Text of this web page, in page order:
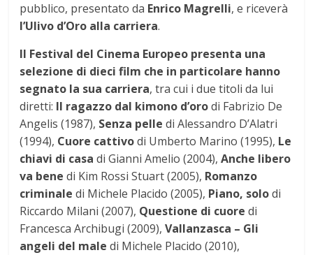
pubblico, presentato da Enrico Magrelli, e riceverà
l’Ulivo d’Oro alla carriera.
Il Festival del Cinema Europeo presenta una
selezione di dieci film che in particolare hanno
segnato la sua carriera, tra cui i due titoli da lui
diretti: Il ragazzo dal kimono d’orodi Fabrizio De
Angelis (1987), Senza pelle di Alessandro D’Alatri
(1994), Cuore cattivodi Umberto Marino (1995), Le
chiavi di casa di Gianni Amelio (2004), Anche libero
va bene di Kim Rossi Stuart (2005), Romanzo
criminale di Michele Placido (2005), Piano, solodi
Riccardo Milani (2007), Questione di cuore di
Francesca Archibugi (2009),Vallanzasca – Gli
angeli del maledi Michele Placido (2010),